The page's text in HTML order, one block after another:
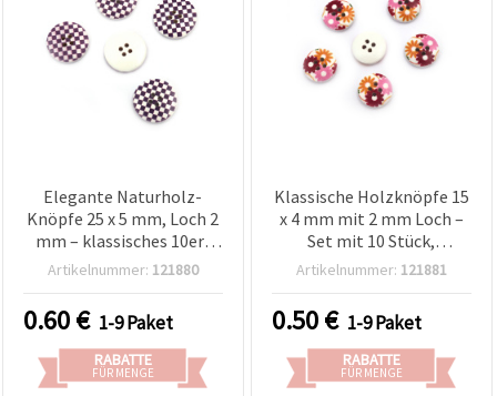
Elegante Naturholz-
Knöpfe 25 x 5 mm, Loch 2
mm – klassisches 10er-
Set für Nähen, Schmuck &
Bastelprojekte
Artikelnummer: 121880
0.60€ 1-9 Paket
RABATTE
FÜR MENGE
Klassische Holzknöpfe 15
x 4 mm mit 2 mm Loch –
Set mit 10 Stück,
vielseitig für Nähen,
kreative DIY-
Bastelprojekte
Artikelnummer: 121881
0.50€ 1-9 Paket
RABATTE
FÜR MENGE